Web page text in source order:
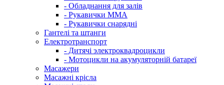
- Обладнання для залів
- Рукавички ММА
- Рукавички снарядні
Гантелі та штанги
Електротранспорт
- Дитячі электроквадроцикли
- Мотоцикли на акумуляторній батареї
Масажери
Масажні крісла